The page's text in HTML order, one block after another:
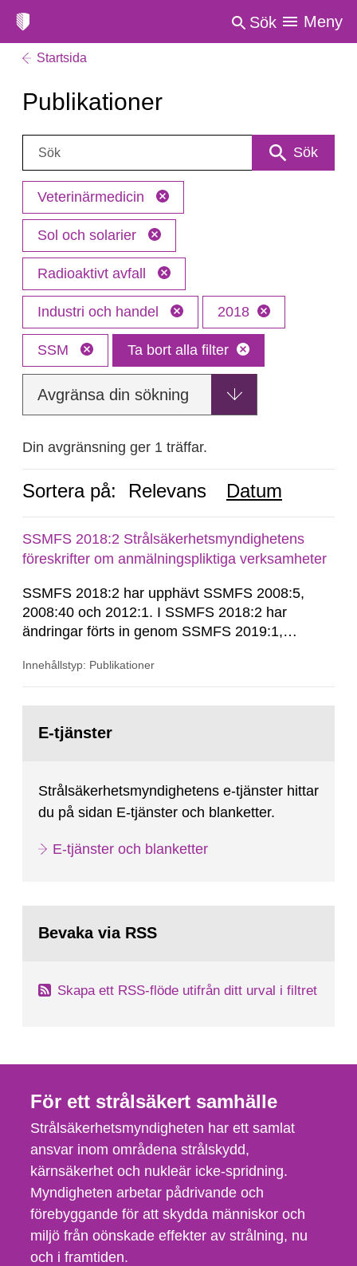
Sök Meny
Startsida
Publikationer
Sök: Sök
Veterinärmedicin
Sol och solarier
Radioaktivt avfall
Industri och handel 2018
SSM Ta bort alla filter
Avgränsa din sökning
Din avgränsning ger 1 träffar.
Sortera på: Relevans Datum
SSMFS 2018:2 Strålsäkerhetsmyndighetens
föreskrifter om anmälningspliktiga verksamheter
SSMFS 2018:2 har upphävt SSMFS 2008:5,
2008:40 och 2012:1. I SSMFS 2018:2 har
ändringar förts in genom SSMFS 2019:1,
Innehållstyp: Publikationer
sida:E-tjänster
Strålsäkerhetsmyndighetens e-tjänster hittar
du på sidan E-tjänster och blanketter.
E-tjänster och blanketter
Bevaka via RSS
Skapa ett RSS-flöde utifrån ditt urval i filtret
För ett strålsäkert samhälle
Strålsäkerhetsmyndigheten har ett samlat
ansvar inom områdena strålskydd,
kärnsäkerhet och nukleär icke-spridning.
Myndigheten arbetar pådrivande och
förebyggande för att skydda människor och
miljö från oönskade effekter av strålning, nu
och i framtiden.